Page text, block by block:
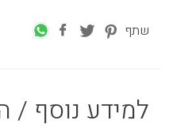
שתף
למידע נוסף /